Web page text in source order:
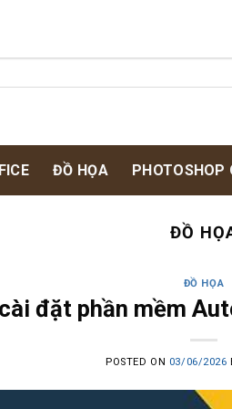
ĐỒ HỌA PHOTOSHOP
ĐỒ
ĐỒ HỌA
đặt phần mềm
POSTED ON 03/06/2026